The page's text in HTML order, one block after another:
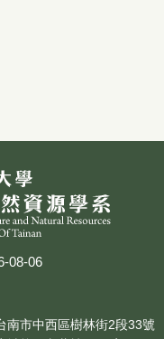
08-06
南市中西區樹林街2段33號